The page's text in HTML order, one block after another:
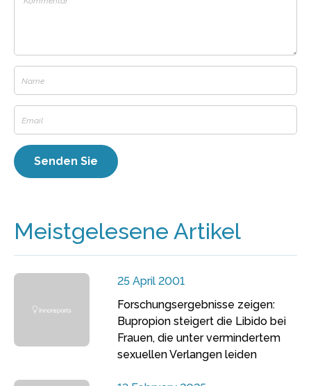
Meistgelesene Artikel
25 April 2001
Forschungsergebnisse zeigen:
Bupropion steigert die Libido bei
Frauen, die unter vermindertem
sexuellen Verlangen leiden